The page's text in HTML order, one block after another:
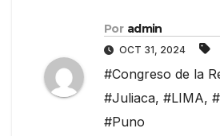
Por admin
OCT 31, 2024
#Congreso de la
#Juliaca, #LIMA,
#Puno